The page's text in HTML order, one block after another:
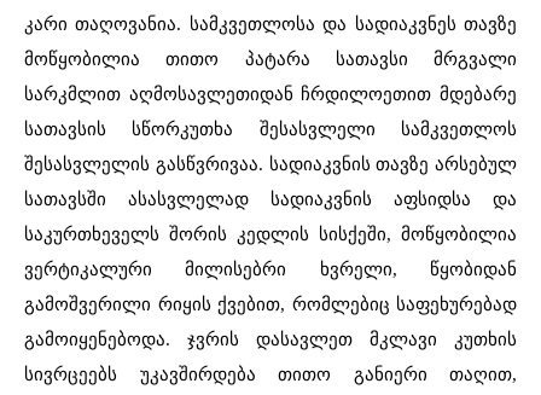
კარი თაღოვანია. სამკვეთლოსა და სადიაკვნეს თავზე
მოწყობილია თითო პატარა სათავსი მრგვალი
სარკმლით აღმოსავლეთიდან ჩრდილოეთით მდებარე
სათავსის სწორკუთხა შესასვლელი სამკვეთლოს
შესასვლელის გასწვრივაა. სადიაკვნის თავზე არსებულ
სათავსში ასასვლელად სადიაკვნის აფსიდსა და
საკურთხეველს შორის კედლის სისქეში, მოწყობილია
ვერტიკალური მილისებრი ხვრელი, წყობიდან
გამოშვერილი რიყის ქვებით, რომლებიც საფეხურებად
გამოიყენებოდა. ჯვრის დასავლეთ მკლავი კუთხის
სივრცეებს უკავშირდება თითო განიერი თაღით,